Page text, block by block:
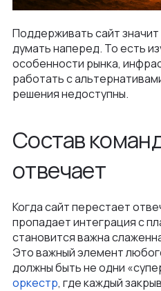
Поддерживать сайт значит
думать наперед. То есть
особенности рынка,
работать с
решения недоступны.
Состав
отвечает
Когда сайт перестает
пропадает интеграция с
становится важна
Это важный элемент
должны быть не одни
оркестр, где каждый